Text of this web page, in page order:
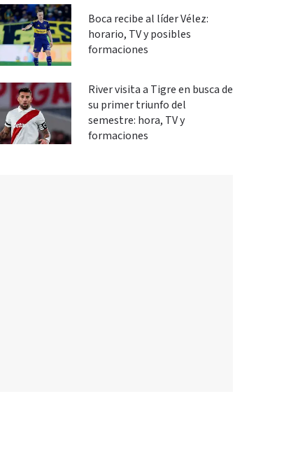
Boca recibe al líder Vélez:
horario, TV y posibles
formaciones
River visita a Tigre en busca de
su primer triunfo del
semestre: hora, TV y
formaciones